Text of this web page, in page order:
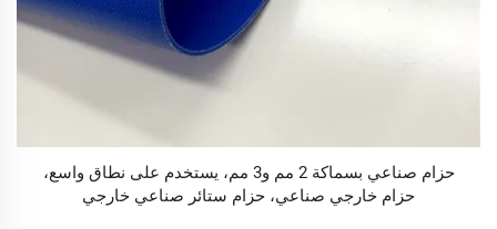
حزام صناعي بسماكة 2 مم و3 مم، يستخدم على نطاق واسع،
حزام خارجي صناعي، حزام ستائر صناعي خارجي